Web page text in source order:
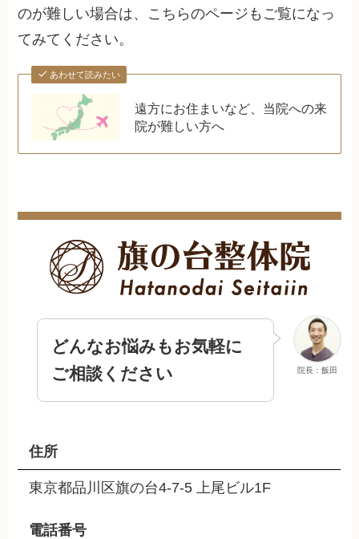
のが難しい場合は、こちらのページもご覧になっ
てみてください。
あわせて読みたい
遠方にお住まいなど、当院への来
院が難しい方へ
院長：飯田
どんなお悩みもお気軽に
ご相談ください
住所
東京都品川区旗の台4-7-5 上尾ビル1F
電話番号